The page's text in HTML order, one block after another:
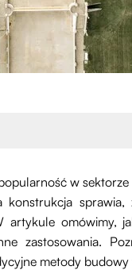
w
konstrukcja
artykule omówimy,
zastosowania.
metody